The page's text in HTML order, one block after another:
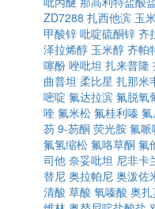
ZD7288 扎西他滨 玉
甲酸锌 吡啶硫酮锌 齐
泽拉烯醇 玉米醇 齐帕
噻酚 唑吡坦 扎来普隆
曲普坦 柔比星 扎那米
嘧啶 氟达拉滨 氟脱氧
喹 氟米松 氟桂利嗪
芴 9-芴酮 荧光胺 氟哌
氟氢缩松 氟咯草酮 氟
司他 奈妥吡坦 尼非卡
替尼 奥拉帕尼 奥泼佐
清酸 草酸 氧嗪酸 奥